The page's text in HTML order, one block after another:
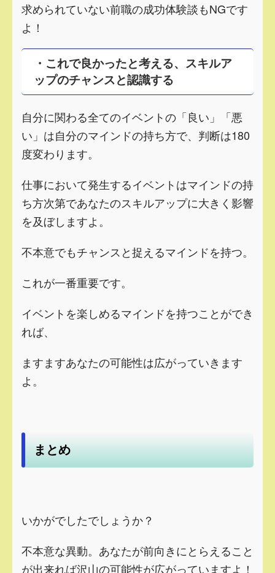
求められていない前職の成功体験談もNGです
よ！
・これで良かったと考える、スキルア
ップのチャンスと認識する
自分に関わる全てのイベントの「良い」「悪
い」は自分のマインドの持ち方で、判断は180
度変わります。
仕事において発生するイベントはマインドの持
ち方次第であなたのスキルアップに大きく影響
を及ぼしますよ。
不本意でもチャンスと捉えるマインドを持つ。
これが一番重要です。
イベントを楽しめるマインドを持つことができ
れば、
ますますあなたの可能性は広がっていきます
よ。
まとめ
いかがでしたでしょうか？
不本意な異動。あなたが前向きにとらえること
が出来れば沢山の可能性が広がっていますよ！